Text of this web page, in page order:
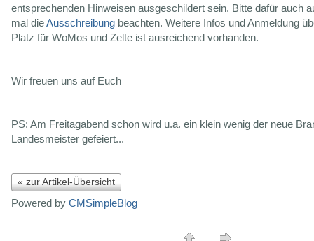
entsprechenden Hinweisen ausgeschildert sein. Bitte dafür auch
mal dieAusschreibung beachten. Weitere Infos und Anmeldung
Platz für WoMos und Zelte ist ausreichend vorhanden.
Wir freuen uns auf Euch
PS: Am Freitagabend schon wird u.a. ein klein wenig der neue
Landesmeister gefeiert...
« zur Artikel-Übersicht
Powered by CMSimpleBlog